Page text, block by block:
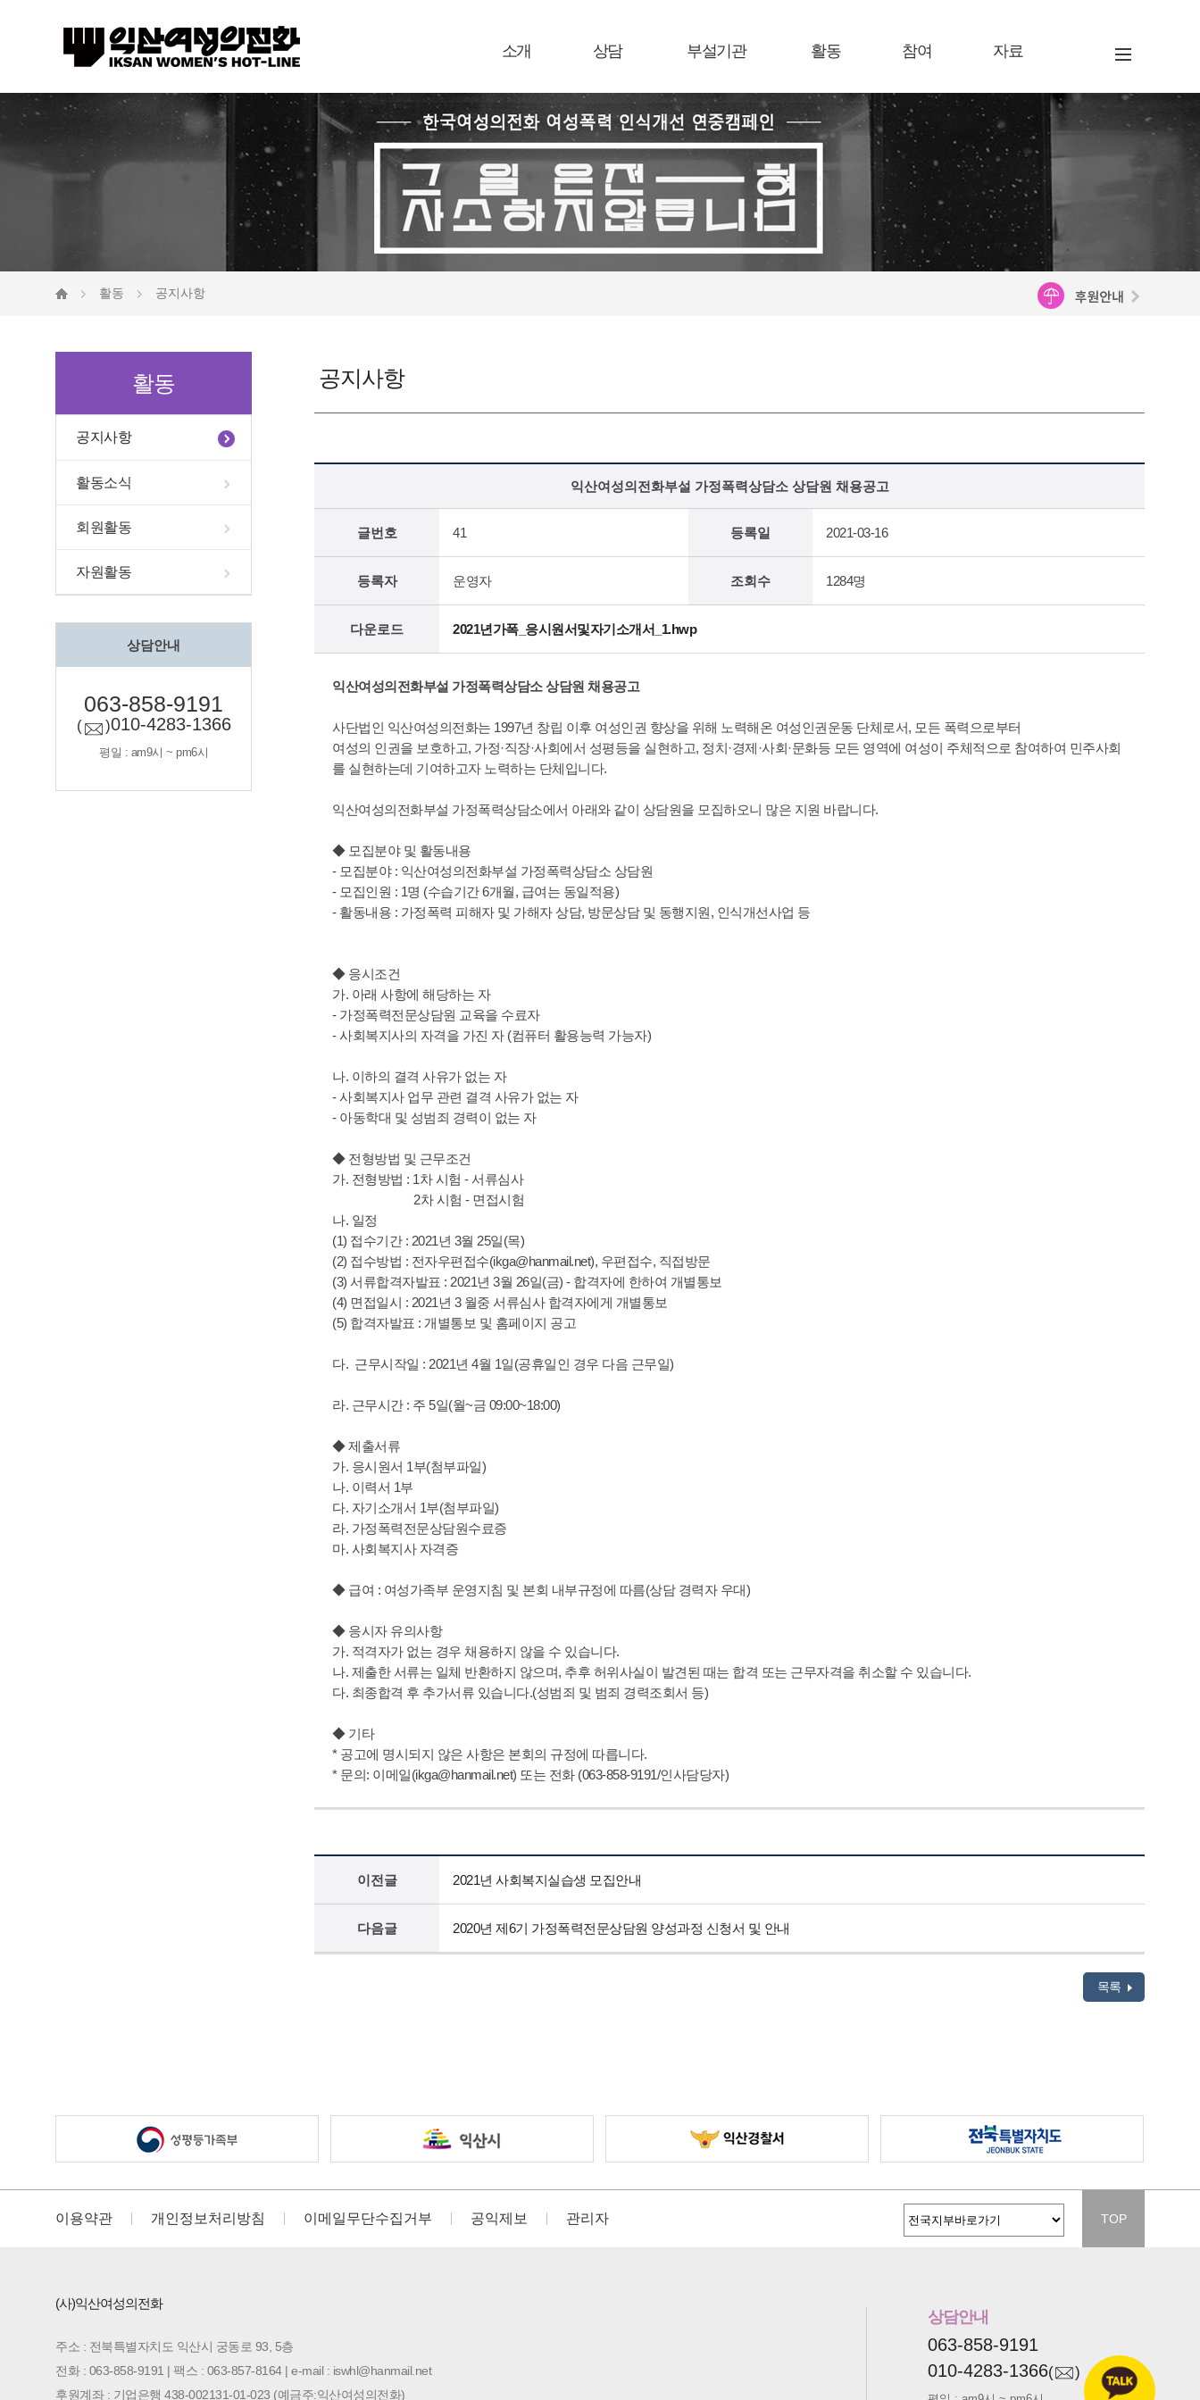
소개 상담 부설기관 활동 참여 자료
활동 공지사항
활동
공지사항
활동소식
회원활동
자원활동
상담안내
063-858-9191
( )010-4283-1366
평일 : am9시 ~ pm6시
공지사항
익산여성의전화부설 가정폭력상담소 상담원 채용공고
글번호 41 등록일 2021-03-16
등록자 운영자 조회수 1284명
다운로드 2021년가폭_응시원서및자기소개서_1.hwp
익산여성의전화부설 가정폭력상담소 상담원 채용공고
사단법인 익산여성의전화는 1997년 창립 이후 여성인권 향상을 위해 노력해온 여성인권운동 단체로서, 모든 폭력으로부터
여성의 인권을 보호하고, 가정·직장·사회에서 성평등을 실현하고, 정치·경제·사회·문화등 모든 영역에 여성이 주체적으로 참여하여 민주사회
를 실현하는데 기여하고자 노력하는 단체입니다.
익산여성의전화부설 가정폭력상담소에서 아래와 같이 상담원을 모집하오니 많은 지원 바랍니다.
◆ 모집분야 및 활동내용
- 모집분야 : 익산여성의전화부설 가정폭력상담소 상담원
- 모집인원 : 1명 (수습기간 6개월, 급여는 동일적용)
- 활동내용 : 가정폭력 피해자 및 가해자 상담, 방문상담 및 동행지원, 인식개선사업 등
◆ 응시조건
가. 아래 사항에 해당하는 자
- 가정폭력전문상담원 교육을 수료자
- 사회복지사의 자격을 가진 자 (컴퓨터 활용능력 가능자)
나. 이하의 결격 사유가 없는 자
- 사회복지사 업무 관련 결격 사유가 없는 자
- 아동학대 및 성범죄 경력이 없는 자
◆ 전형방법 및 근무조건
가. 전형방법 : 1차 시험 - 서류심사
2차 시험 - 면접시험
나. 일정
(1) 접수기간 : 2021년 3월 25일(목)
(2) 접수방법 : 전자우편접수(ikga@hanmail.net), 우편접수, 직접방문
(3) 서류합격자발표 : 2021년 3월 26일(금) - 합격자에 한하여 개별통보
(4) 면접일시 : 2021년 3 월중 서류심사 합격자에게 개별통보
(5) 합격자발표 : 개별통보 및 홈페이지 공고
다. 근무시작일 : 2021년 4월 1일(공휴일인 경우 다음 근무일)
라. 근무시간 : 주 5일(월~금 09:00~18:00)
◆ 제출서류
가. 응시원서 1부(첨부파일)
나. 이력서 1부
다. 자기소개서 1부(첨부파일)
라. 가정폭력전문상담원수료증
마. 사회복지사 자격증
◆ 급여 : 여성가족부 운영지침 및 본회 내부규정에 따름(상담 경력자 우대)
◆ 응시자 유의사항
가. 적격자가 없는 경우 채용하지 않을 수 있습니다.
나. 제출한 서류는 일체 반환하지 않으며, 추후 허위사실이 발견된 때는 합격 또는 근무자격을 취소할 수 있습니다.
다. 최종합격 후 추가서류 있습니다.(성범죄 및 범죄 경력조회서 등)
◆ 기타
* 공고에 명시되지 않은 사항은 본회의 규정에 따릅니다.
* 문의: 이메일(ikga@hanmail.net) 또는 전화 (063-858-9191/인사담당자)
이전글 2021년 사회복지실습생 모집안내
다음글 2020년 제6기 가정폭력전문상담원 양성과정 신청서 및 안내
목록
이용약관 개인정보처리방침 이메일무단수집거부 공익제보 관리자 TOP
(사)익산여성의전화
주소 : 전북특별자치도 익산시 궁동로 93, 5층
전화 : 063-858-9191 | 팩스 : 063-857-8164 | e-mail : iswhl@hanmail.net
후원계좌 : 기업은행 438-002131-01-023 (예금주:익산여성의전화)
상담안내
063-858-9191
010-4283-1366( )